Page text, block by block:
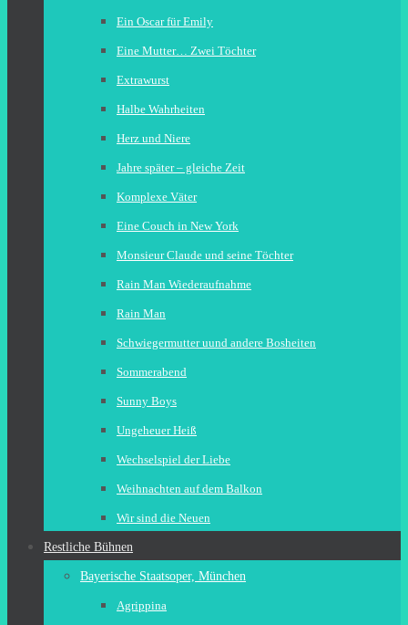
Ein Oscar für Emily
Eine Mutter… Zwei Töchter
Extrawurst
Halbe Wahrheiten
Herz und Niere
Jahre später – gleiche Zeit
Komplexe Väter
Eine Couch in New York
Monsieur Claude und seine Töchter
Rain Man Wiederaufnahme
Rain Man
Schwiegermutter uund andere Bosheiten
Sommerabend
Sunny Boys
Ungeheuer Heiß
Wechselspiel der Liebe
Weihnachten auf dem Balkon
Wir sind die Neuen
Restliche Bühnen
Bayerische Staatsoper, München
Agrippina